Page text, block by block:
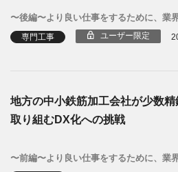
〜後編〜より良い仕事をするために、業
専門工事 ユーザー限定
地方の中小鉄筋加工会社が少数精
取り組むDX化への挑戦
〜前編〜より良い仕事をするために、業